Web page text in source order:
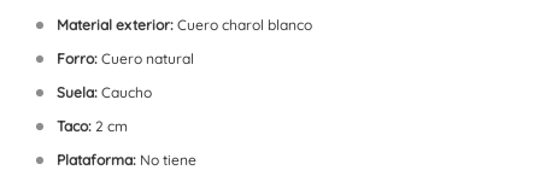
Material exterior: Cuero charol blanco
Forro: Cuero natural
Suela: Caucho
Taco: 2 cm
Plataforma: No tiene